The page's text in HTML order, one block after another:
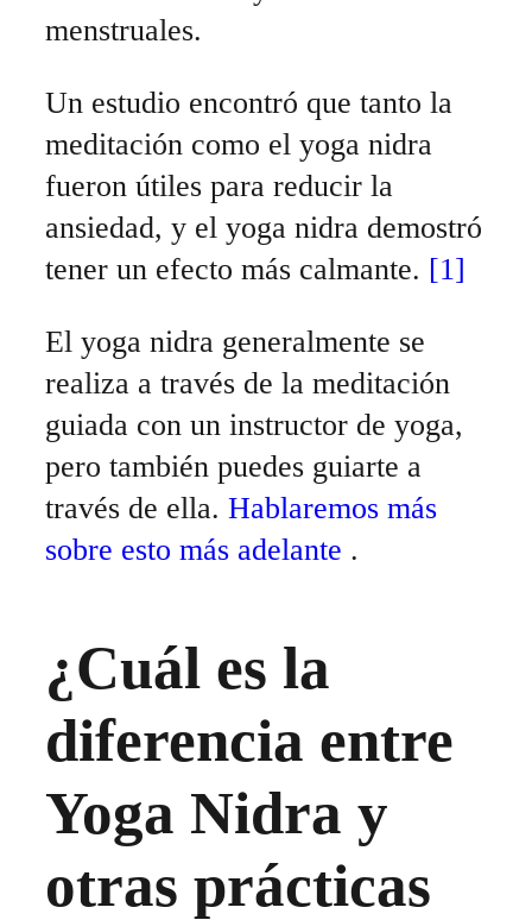
menstruales.
Un estudio encontró que tanto la
meditación como el yoga nidra
fueron útiles para reducir la
ansiedad, y el yoga nidra demostró
tener un efecto más calmante. [1]
El yoga nidra generalmente se
realiza a través de la meditación
guiada con un instructor de yoga,
pero también puedes guiarte a
través de ella.Hablaremos más
sobre esto más adelante .
¿Cuál es la
diferencia entre
Yoga Nidra y
otras prácticas